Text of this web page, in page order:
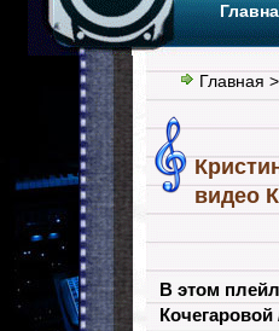
Теги
Главная
видео
В этом